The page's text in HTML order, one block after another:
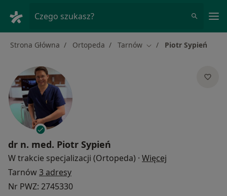
Czego szukasz?
Strona Główna Ortopeda Tarnów Zmień miasto
Piotr Sypień
dr n. med. Piotr Sypień
W trakcie specjalizacji (Ortopeda) · Więcej
Tarnów3 adresy
Nr PWZ: 2745330